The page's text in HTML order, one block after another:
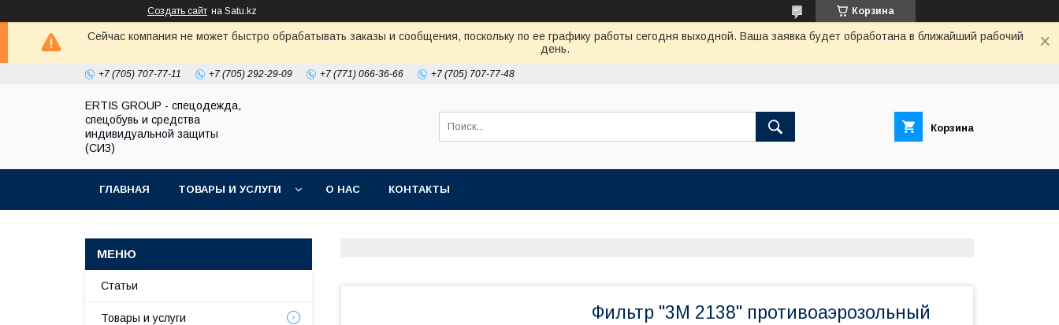
Создать сайт на Satu.kz Корзина
Сейчас компания не может быстро обрабатывать заказы и сообщения, поскольку по ее графику работы сегодня выходной. Ваша заявка будет обработана в ближайший рабочий
день.
+7 (705) 707-77-11 +7 (705) 292-29-09 +7 (771) 066-36-66 +7 (705) 707-77-48
ERTIS GROUP - спецодежда,
спецобувь и средства
индивидуальной защиты
(СИЗ)
Корзина
ГЛАВНАЯ ТОВАРЫ И УСЛУГИ О НАС КОНТАКТЫ
Фильтр "3М 2138" противоаэрозольный
Статьи
Товары и услуги